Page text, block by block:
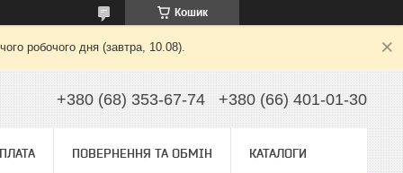
Кошик
робочого дня (завтра, 10.08).
+380 (68) 353-67-74 +380 (66) 401-01-30
ПОВЕРНЕННЯ ТА ОБМІН КАТАЛОГИ